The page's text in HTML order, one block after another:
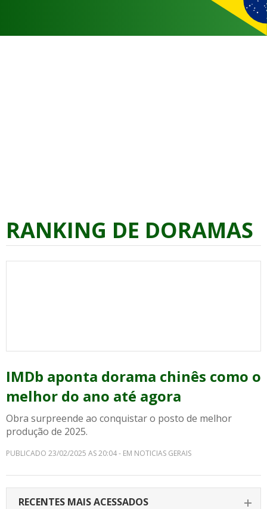
RANKING DE DORAMAS
IMDb aponta dorama chinês como o
melhor do ano até agora
Obra surpreende ao conquistar o posto de melhor
produção de 2025.
PUBLICADO 23/02/2025 AS 20:04 - EM NOTICIAS GERAIS
RECENTES MAIS ACESSADOS